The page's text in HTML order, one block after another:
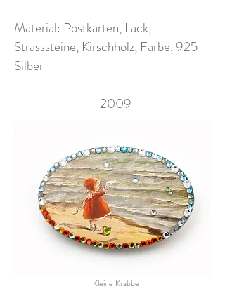
Material: Postkarten, Lack,
Strasssteine, Kirschholz, Farbe, 925
Silber
2009
Kleine Krabbe